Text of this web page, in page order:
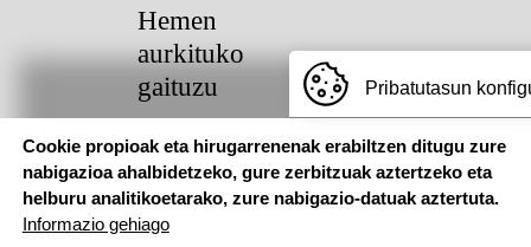
Hemen
aurkituko
gaituzu
Pouponniere
Bidea, 64250
KANBO
T: 05 59 52 49
24 | F: 05 59
Pribatutasun
Cookie propioak eta hirugarrenenak erabiltzen ditugu zure
nabigazioa ahalbidetzeko, gure zerbitzuak aztertzeko eta
helburu analitikoetarako, zure nabigazio-datuak aztertuta.
Informazio gehiago